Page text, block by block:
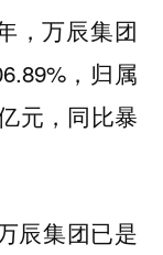
，万辰集团
，归属
元，同比暴
辰集团已是